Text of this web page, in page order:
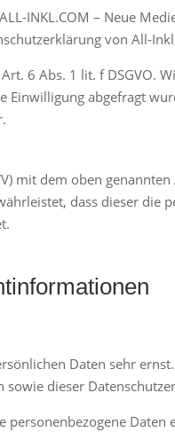
INKL.COM – Neue
von All-
6 Abs. 1 lit. f DSGVO.
Einwilligung abgefragt
mit dem oben
dass dieser die
Daten sehr
dieser
personenbezogene